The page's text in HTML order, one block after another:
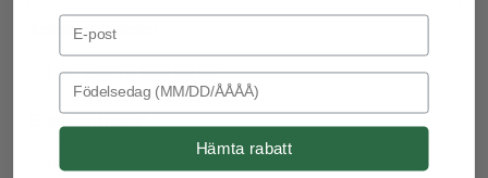
Telefonnummer
Email Address
Birthday
Hämta rabatt